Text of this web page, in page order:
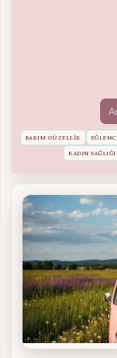
BAKIM GÜZELLIK
KADIN SAĞLIĞI